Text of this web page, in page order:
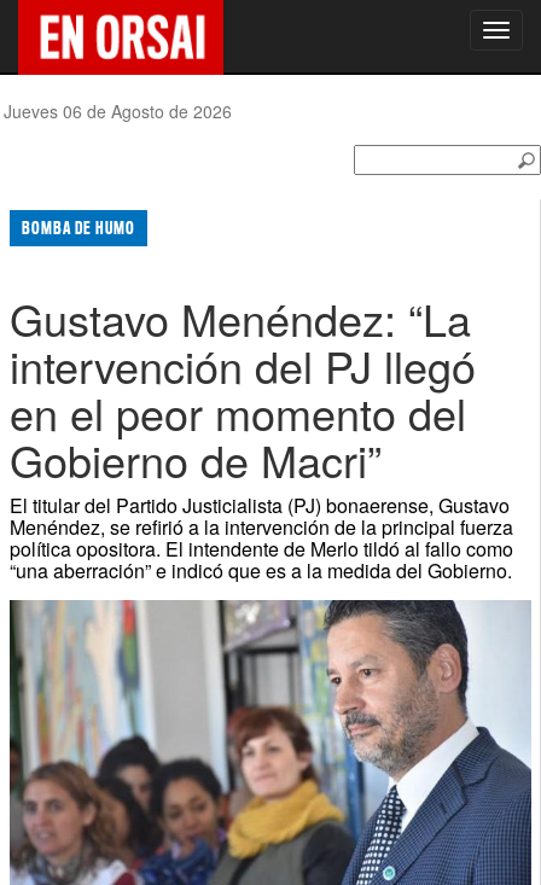
Jueves 06 de Agosto de 2026
BOMBA DE HUMO
Gustavo Menéndez: “La
intervención del PJ llegó
en el peor momento del
Gobierno de Macri”
El titular del Partido Justicialista (PJ) bonaerense, Gustavo
Menéndez, se refirió a la intervención de la principal fuerza
política opositora. El intendente de Merlo tildó al fallo como
“una aberración” e indicó que es a la medida del Gobierno.